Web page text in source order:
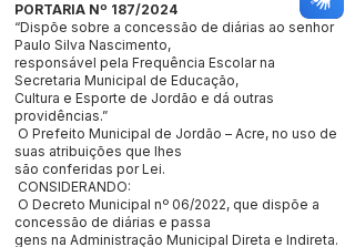
PORTARIA Nº 187/2024
“Dispõe sobre a concessão de diárias ao senhor
Paulo Silva Nascimento,
responsável pela Frequência Escolar na
Secretaria Municipal de Educação,
Cultura e Esporte de Jordão e dá outras
providências.”
O Prefeito Municipal de Jordão – Acre, no uso de
suas atribuições que lhes
são conferidas por Lei.
CONSIDERANDO:
O Decreto Municipal nº 06/2022, que dispõe a
concessão de diárias e passa
gens na Administração Municipal Direta e Indireta.